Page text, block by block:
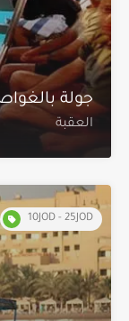
جولة
العقبة
10JOD - 25JOD